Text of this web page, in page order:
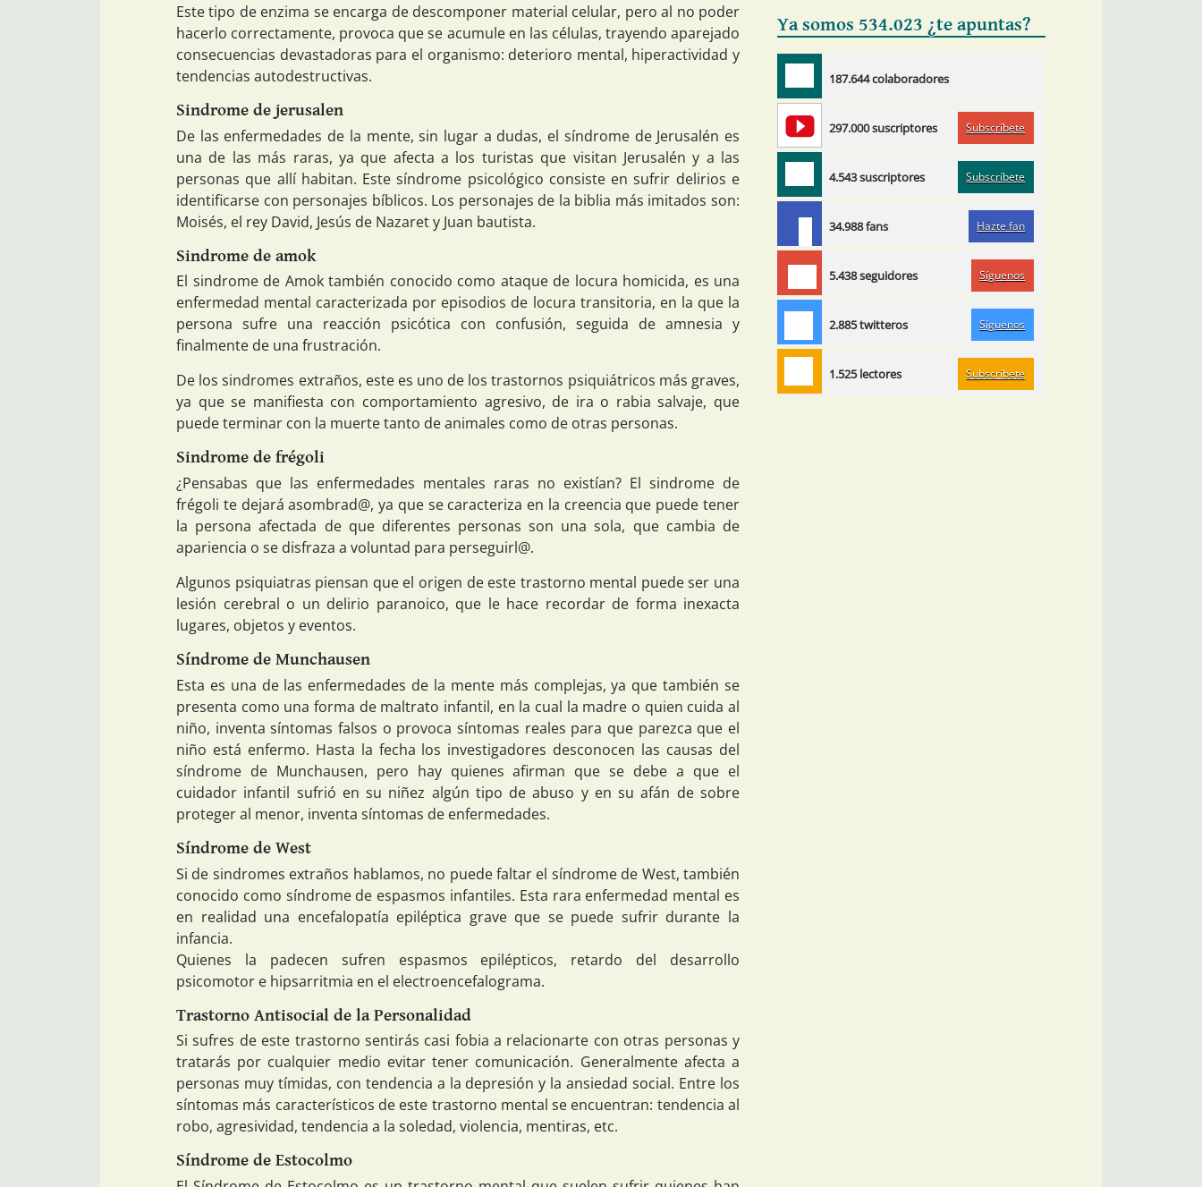
Este tipo de enzima se encarga de descomponer material celular, pero al no poder
hacerlo correctamente, provoca que se acumule en las células, trayendo aparejado
consecuencias devastadoras para el organismo: deterioro mental, hiperactividad y
tendencias autodestructivas.
Sindrome de jerusalen
De las enfermedades de la mente, sin lugar a dudas, el síndrome de Jerusalén es
una de las más raras, ya que afecta a los turistas que visitan Jerusalén y a las
personas que allí habitan. Este síndrome psicológico consiste en sufrir delirios e
identificarse con personajes bíblicos. Los personajes de la biblia más imitados son:
Moisés, el rey David, Jesús de Nazaret y Juan bautista.
Sindrome de amok
El sindrome de Amok también conocido como ataque de locura homicida, es una
enfermedad mental caracterizada por episodios de locura transitoria, en la que la
persona sufre una reacción psicótica con confusión, seguida de amnesia y
finalmente de una frustración.
De los sindromes extraños, este es uno de los trastornos psiquiátricos más graves,
ya que se manifiesta con comportamiento agresivo, de ira o rabia salvaje, que
puede terminar con la muerte tanto de animales como de otras personas.
Sindrome de frégoli
¿Pensabas que las enfermedades mentales raras no existían? El sindrome de
frégoli te dejará asombrad@, ya que se caracteriza en la creencia que puede tener
la persona afectada de que diferentes personas son una sola, que cambia de
apariencia o se disfraza a voluntad para perseguirl@.
Algunos psiquiatras piensan que el origen de este trastorno mental puede ser una
lesión cerebral o un delirio paranoico, que le hace recordar de forma inexacta
lugares, objetos y eventos.
Síndrome de Munchausen
Esta es una de las enfermedades de la mente más complejas, ya que también se
presenta como una forma de maltrato infantil, en la cual la madre o quien cuida al
niño, inventa síntomas falsos o provoca síntomas reales para que parezca que el
niño está enfermo. Hasta la fecha los investigadores desconocen las causas del
síndrome de Munchausen, pero hay quienes afirman que se debe a que el
cuidador infantil sufrió en su niñez algún tipo de abuso y en su afán de sobre
proteger al menor, inventa síntomas de enfermedades.
Síndrome de West
Si de sindromes extraños hablamos, no puede faltar el síndrome de West, también
conocido como síndrome de espasmos infantiles. Esta rara enfermedad mental es
en realidad una encefalopatía epiléptica grave que se puede sufrir durante la
infancia.
Quienes la padecen sufren espasmos epilépticos, retardo del desarrollo
psicomotor e hipsarritmia en el electroencefalograma.
Trastorno Antisocial de la Personalidad
Si sufres de este trastorno sentirás casi fobia a relacionarte con otras personas y
tratarás por cualquier medio evitar tener comunicación. Generalmente afecta a
personas muy tímidas, con tendencia a la depresión y la ansiedad social. Entre los
síntomas más característicos de este trastorno mental se encuentran: tendencia al
robo, agresividad, tendencia a la soledad, violencia, mentiras, etc.
Síndrome de Estocolmo
Ya somos 534.023 ¿te apuntas?
187.644 colaboradores
297.000 suscriptores Subscríbete
4.543 suscriptores Subscríbete
34.988 fans Hazte fan
5.438 seguidores Síguenos
2.885 twitteros Síguenos
1.525 lectores Subscríbete